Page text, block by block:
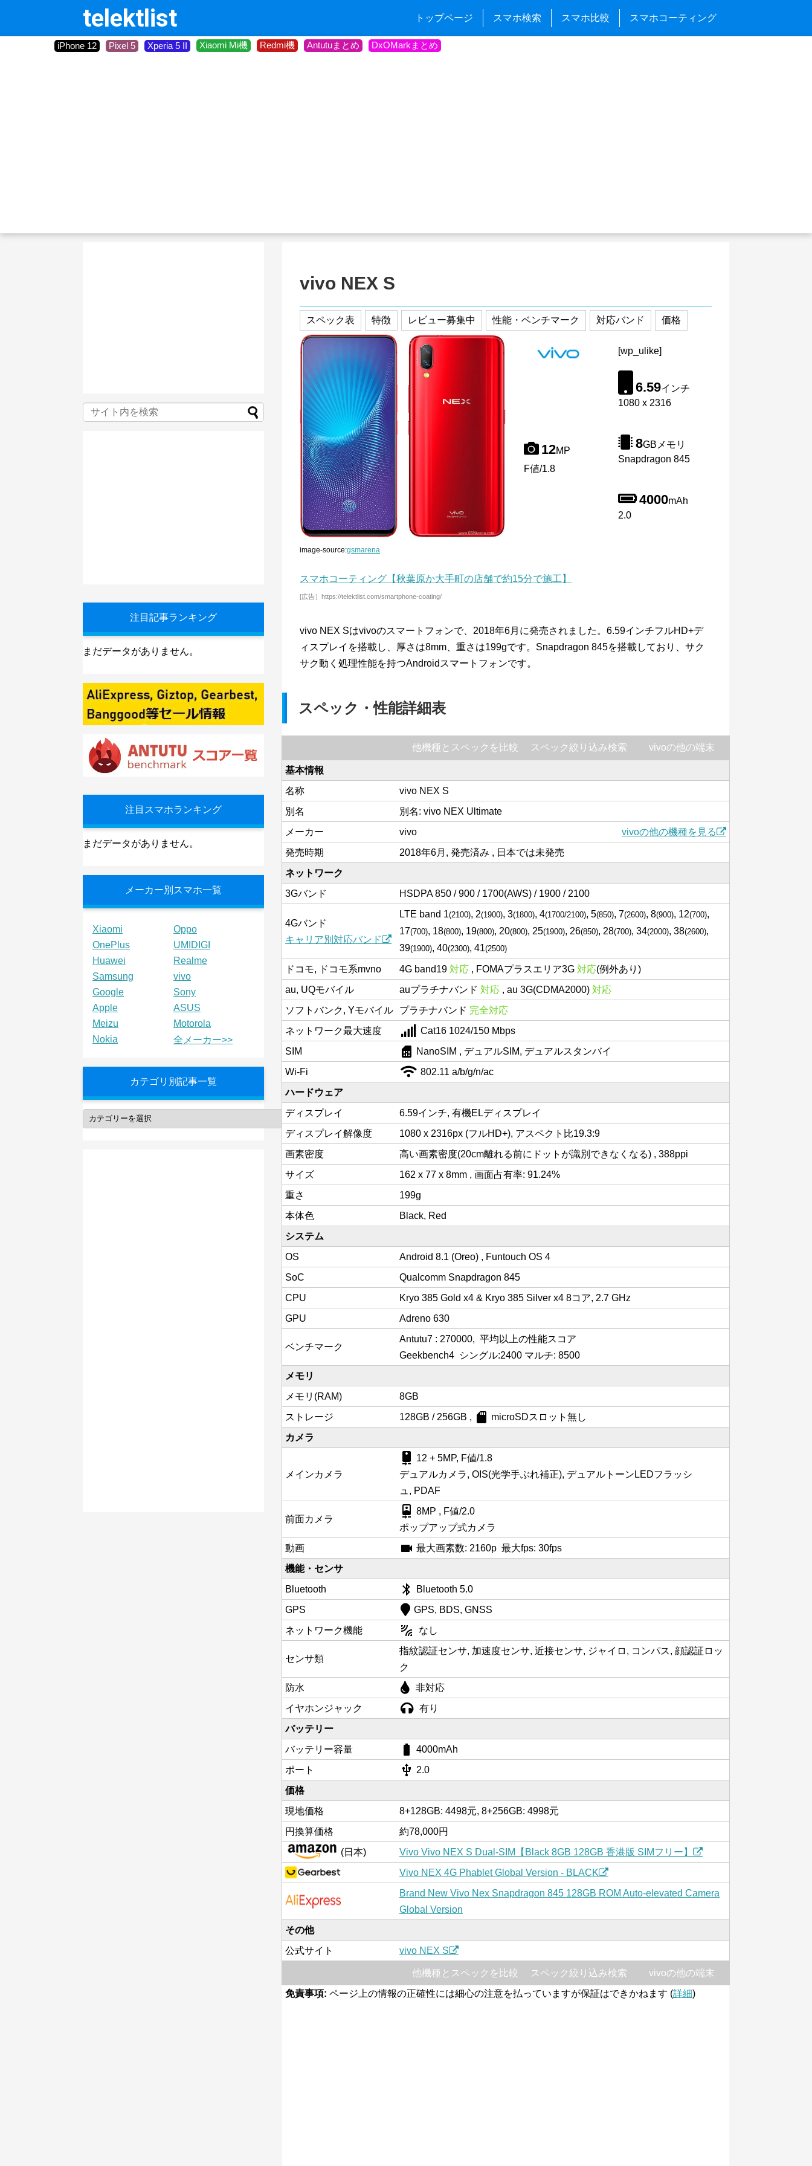
telektlist トップページ スマホ検索 スマホ比較 スマホコーティング
iPhone 12 Pixel 5 Xperia 5 II Xiaomi Mi機 Redmi機 Antutuまとめ DxOMarkまとめ
vivo NEX S
スペック表 特徴 レビュー募集中 性能・ベンチマーク 対応バンド 価格
image-source:gsmarena
[wp_ulike]
6.59インチ
1080 x 2316
12MP
F値/1.8
8GBメモリ
Snapdragon 845
4000mAh
2.0
スマホコーティング【秋葉原か大手町の店舗で約15分で施工】
[広告］https://telektlist.com/smartphone-coating/
vivo NEX Sはvivoのスマートフォンで、2018年6月に発売されました。6.59インチフルHD+デ
ィスプレイを搭載し、厚さは8mm、重さは199gです。Snapdragon 845を搭載しており、サク
サク動く処理性能を持つAndroidスマートフォンです。
スペック・性能詳細表
vivoの他の端末
スペック絞り込み検索
他機種とスペックを比較
基本情報
名称
vivo NEX S
別名
別名: vivo NEX Ultimate
メーカー
vivo
vivoの他の機種を見る
発売時期
2018年6月, 発売済み , 日本では未発売
ネットワーク
3Gバンド
HSDPA 850 / 900 / 1700(AWS) / 1900 / 2100
4Gバンド
キャリア別対応バンド
LTE band 1(2100), 2(1900), 3(1800), 4(1700/2100), 5(850), 7(2600), 8(900), 12(700),
17(700), 18(800), 19(800), 20(800), 25(1900), 26(850), 28(700), 34(2000), 38(2600),
39(1900), 40(2300), 41(2500)
ドコモ, ドコモ系mvno 4G band19 対応 , FOMAプラスエリア3G 対応(例外あり)
au, UQモバイル
auプラチナバンド 対応 , au 3G(CDMA2000) 対応
ソフトバンク, Yモバイル
プラチナバンド 完全対応
ネットワーク最大速度
Cat16 1024/150 Mbps
SIM
sim_card
NanoSIM , デュアルSIM, デュアルスタンバイ
Wi-Fi
802.11 a/b/g/n/ac
ハードウェア
ディスプレイ
6.59インチ, 有機ELディスプレイ
ディスプレイ解像度
1080 x 2316px (フルHD+), アスペクト比19.3:9
画素密度
高い画素密度(20cm離れる前にドットが識別できなくなる) , 388ppi
サイズ
162 x 77 x 8mm , 画面占有率: 91.24%
重さ
199g
本体色
Black, Red
システム
OS
Android 8.1 (Oreo) , Funtouch OS 4
SoC
Qualcomm Snapdragon 845
CPU
Kryo 385 Gold x4 & Kryo 385 Silver x4 8コア, 2.7 GHz
GPU
Adreno 630
ベンチマーク
Antutu7 : 270000, 平均以上の性能スコア
Geekbench4 シングル:2400 マルチ: 8500
メモリ
メモリ(RAM)
8GB
ストレージ
128GB / 256GB , sd_card
microSDスロット無し
カメラ
メインカメラ
camera_rear 12 + 5MP, F値/1.8
デュアルカメラ, OIS(光学手ぶれ補正), デュアルトーンLEDフラッシ
ュ, PDAF
前面カメラ
camera_front 8MP , F値/2.0
ポップアップ式カメラ
動画
videocam 最大画素数: 2160p 最大fps: 30fps
機能・センサ
Bluetooth
bluetooth
Bluetooth 5.0
GPS
GPS, BDS, GNSS
ネットワーク機能
leak_add なし
センサ類
指紋認証センサ, 加速度センサ, 近接センサ, ジャイロ, コンパス, 顔認証ロッ
ク
防水
非対応
イヤホンジャック
有り
バッテリー
バッテリー容量
battery_std
4000mAh
ポート
usb 2.0
価格
現地価格
8+128GB: 4498元, 8+256GB: 4998元
円換算価格
約78,000円
(日本)
Vivo Vivo NEX S Dual-SIM【Black 8GB 128GB 香港版 SIMフリー】
Vivo NEX 4G Phablet Global Version - BLACK
Brand New Vivo Nex Snapdragon 845 128GB ROM Auto-elevated Camera
Global Version
その他
公式サイト
vivo NEX S
vivoの他の端末
スペック絞り込み検索
他機種とスペックを比較
免責事項: ページ上の情報の正確性には細心の注意を払っていますが保証はできかねます (詳細)
注目記事ランキング
まだデータがありません。
注目スマホランキング
まだデータがありません。
メーカー別スマホ一覧
Xiaomi
Oppo
OnePlus
UMIDIGI
Huawei
Realme
Samsung
vivo
Google
Sony
Apple
ASUS
Meizu
Motorola
Nokia
全メーカー>>
カテゴリ別記事一覧